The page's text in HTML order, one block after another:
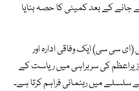
جانے کے بعد کمیٹی کا حصہ بنایا
سی سی) ایک وفاقی ادارہ اور
کی سربراہی میں ریاست کے
میں رہنمائی فراہم کرتا ہے۔